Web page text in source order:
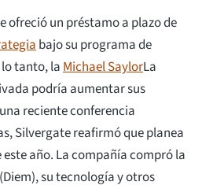
ofreció un préstamo a plazo de
bajo su programa de
tanto, laMichael SaylorLa
podría aumentar sus
reciente conferencia
Silvergate reafirmó que planea
año. La compañía compró la
su tecnología y otros